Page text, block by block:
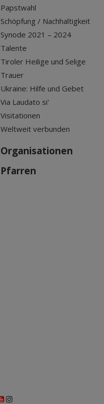
Papstwahl
Schöpfung / Nachhaltigkeit
Synode 2021 – 2024
Talente
Tiroler Heilige und Selige
Trauer
Ukraine: Hilfe und Gebet
Via Laudato si'
Visitationen
Weltweit verbunden
Organisationen
Pfarren